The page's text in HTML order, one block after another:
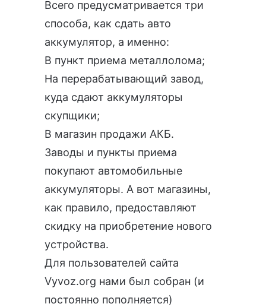
Всего предусматривается три
способа, как сдать авто
аккумулятор, а именно:
В пункт приема металлолома;
На перерабатывающий завод,
куда сдают аккумуляторы
скупщики;
В магазин продажи АКБ.
Заводы и пункты приема
покупают автомобильные
аккумуляторы. А вот магазины,
как правило, предоставляют
скидку на приобретение нового
устройства.
Для пользователей сайта
Vyvoz.org нами был собран (и
постоянно пополняется)